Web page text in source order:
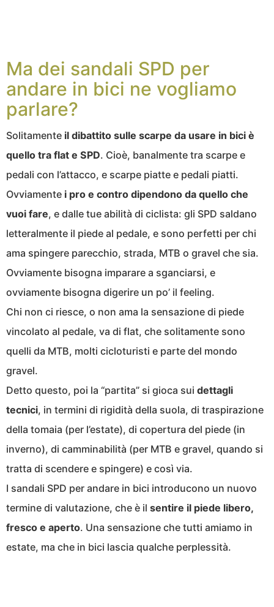
Ma dei sandali SPD per
andare in bici ne vogliamo
parlare?
Solitamente il dibattito sulle scarpe da usare in bici è
quello tra flat e SPD. Cioè, banalmente tra scarpe e
pedali con l’attacco, e scarpe piatte e pedali piatti.
Ovviamente i pro e contro dipendono da quello che
vuoi fare, e dalle tue abilità di ciclista: gli SPD saldano
letteralmente il piede al pedale, e sono perfetti per chi
ama spingere parecchio, strada, MTB o gravel che sia.
Ovviamente bisogna imparare a sganciarsi, e
ovviamente bisogna digerire un po’ il feeling.
Chi non ci riesce, o non ama la sensazione di piede
vincolato al pedale, va di flat, che solitamente sono
quelli da MTB, molti cicloturisti e parte del mondo
gravel.
Detto questo, poi la “partita” si gioca sui dettagli
tecnici, in termini di rigidità della suola, di traspirazione
della tomaia (per l’estate), di copertura del piede (in
inverno), di camminabilità (per MTB e gravel, quando si
tratta di scendere e spingere) e così via.
I sandali SPD per andare in bici introducono un nuovo
termine di valutazione, che è il sentire il piede libero,
fresco e aperto. Una sensazione che tutti amiamo in
estate, ma che in bici lascia qualche perplessità.